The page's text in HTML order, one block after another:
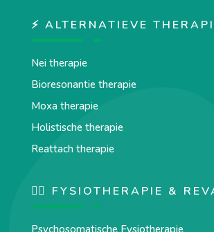
⚡ ALTERNATIEVE
Nei therapie
Bioresonantie therapie
Moxa therapie
Holistische therapie
Reattach therapie
🏋️‍♀️ FYSIOTHERAPIE &
Psychosomatische Fysiotherapie